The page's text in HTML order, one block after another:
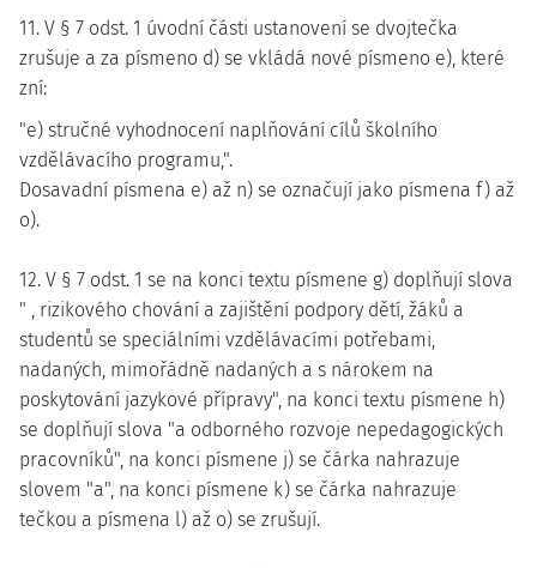
11. V § 7 odst. 1 úvodní části ustanovení se dvojtečka
zrušuje a za písmeno d) se vkládá nové písmeno e), které
zní:
"e) stručné vyhodnocení naplňování cílů školního
vzdělávacího programu,".
Dosavadní písmena e) až n) se označují jako písmena f) až
o).
12. V § 7 odst. 1 se na konci textu písmene g) doplňují slova
" , rizikového chování a zajištění podpory dětí, žáků a
studentů se speciálními vzdělávacími potřebami,
nadaných, mimořádně nadaných a s nárokem na
poskytování jazykové přípravy", na konci textu písmene h)
se doplňují slova "a odborného rozvoje nepedagogických
pracovníků", na konci písmene j) se čárka nahrazuje
slovem "a", na konci písmene k) se čárka nahrazuje
tečkou a písmena l) až o) se zrušují.